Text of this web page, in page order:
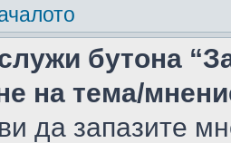
бутона
на тема/
да запазите